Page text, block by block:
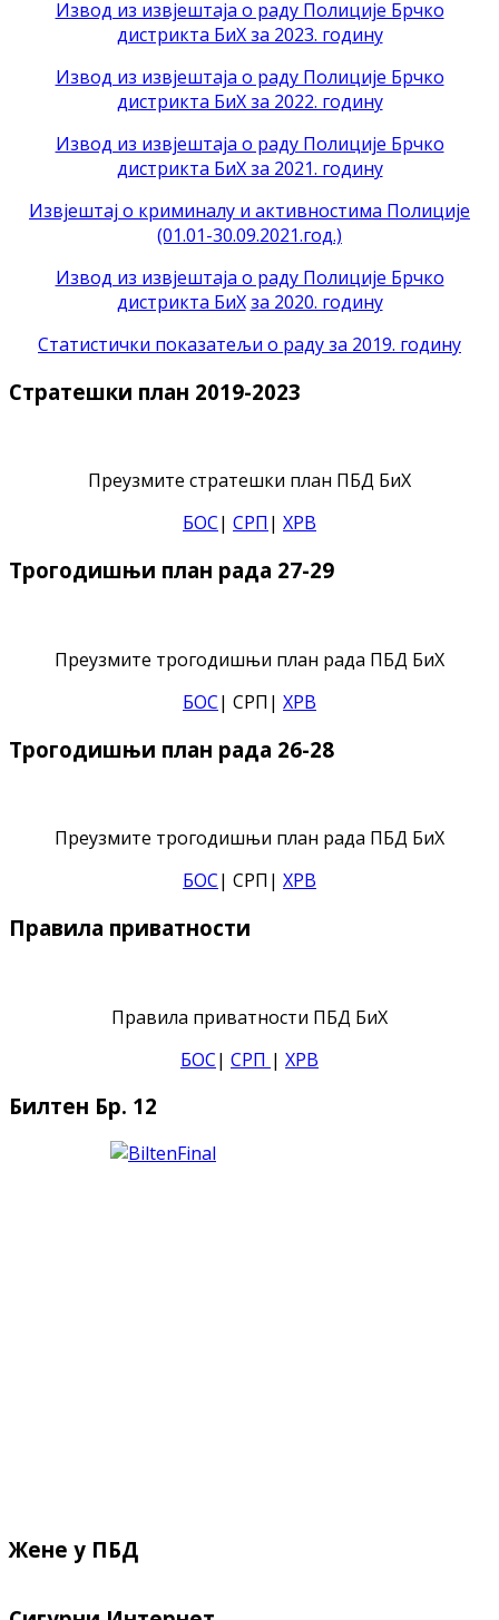
Извод из извјештаја о раду Полиције Брчко
дистрикта БиХ за 2023. годину
Извод из извјештаја о раду Полиције Брчко
дистрикта БиХ за 2022. годину
Извод из извјештаја о раду Полиције Брчко
дистрикта БиХ за 2021. годину
Извјештај о криминалу и активностима Полиције
(01.01-30.09.2021.год.)
Извод из извјештаја о раду Полиције Брчко
дистрикта БиХ за 2020. годину
Статистички показатељи о раду за 2019. годину
Стратешки план 2019-2023
Преузмите стратешки план ПБД БиХ
БОС| СРП | ХРВ
Трогодишњи план рада 27-29
Преузмите трогодишњи план рада ПБД БиХ
БОС| СРП| ХРВ
Трогодишњи план рада 26-28
Преузмите трогодишњи план рада ПБД БиХ
БОС| СРП| ХРВ
Правила приватности
Правила приватности ПБД БиХ
БОС| СРП | ХРВ
Билтен Бр. 12
Жене у ПБД